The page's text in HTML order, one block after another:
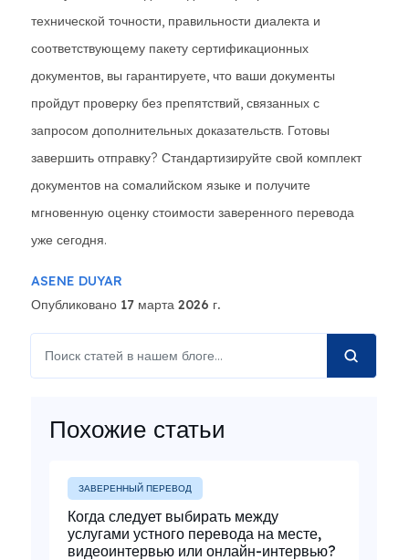
технической точности, правильности диалекта и
соответствующему пакету сертификационных
документов, вы гарантируете, что ваши документы
пройдут проверку без препятствий, связанных с
запросом дополнительных доказательств. Готовы
завершить отправку? Стандартизируйте свой комплект
документов на сомалийском языке и получите
мгновенную оценку стоимости заверенного перевода
уже сегодня.
ASENE DUYAR
Опубликовано 17 марта 2026 г.
Похожие статьи
ЗАВЕРЕННЫЙ ПЕРЕВОД
Когда следует выбирать между
услугами устного перевода на месте,
видеоинтервью или онлайн-интервью?